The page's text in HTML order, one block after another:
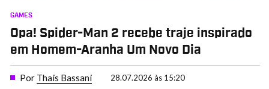
GAMES
Opa! Spider-Man 2 recebe traje inspirado
em Homem-Aranha Um Novo Dia
Por Thais Bassani 28.07.2026 às 15:20